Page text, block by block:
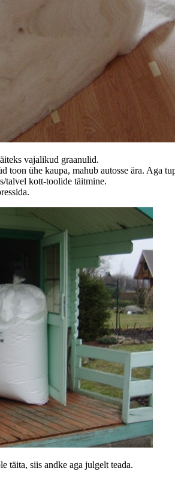
vajalikud graanulid.
ühe kaupa, mahub autosse ära. Aga
talvel kott-toolide täitmine.
täita, siis andke aga julgelt teada.